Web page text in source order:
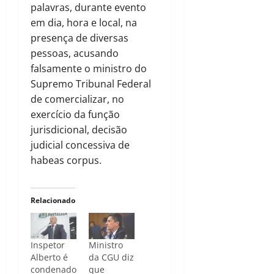
palavras, durante evento
em dia, hora e local, na
presença de diversas
pessoas, acusando
falsamente o ministro do
Supremo Tribunal Federal
de comercializar, no
exercício da função
jurisdicional, decisão
judicial concessiva de
habeas corpus.
Relacionado
Inspetor
Alberto é
condenado
Ministro
da CGU diz
que